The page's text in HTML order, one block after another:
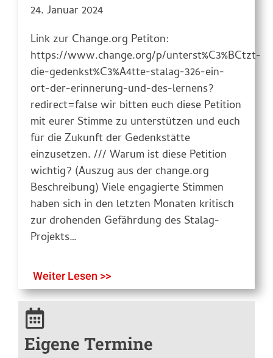
24. Januar 2024
Link zur Change.org Petiton:
https://www.change.org/p/unterst%C3%BCtzt-
die-gedenkst%C3%A4tte-stalag-326-ein-
ort-der-erinnerung-und-des-lernens?
redirect=false wir bitten euch diese Petition
mit eurer Stimme zu unterstützen und euch
für die Zukunft der Gedenkstätte
einzusetzen. /// Warum ist diese Petition
wichtig? (Auszug aus der change.org
Beschreibung) Viele engagierte Stimmen
haben sich in den letzten Monaten kritisch
zur drohenden Gefährdung des Stalag-
Projekts…
Weiter Lesen >>
Eigene Termine